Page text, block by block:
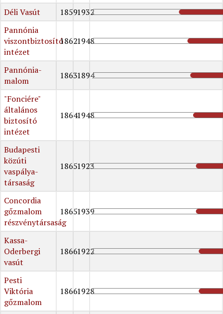
Déli Vasút 18591932
Pannónia
viszontbiztosító
intézet
18621948
Pannónia-
malom
18631894
"Fonciére"
általános
biztosító
intézet
18641948
Budapesti
közúti
vaspálya-
társaság
18651923
Concordia
gőzmalom
részvénytársaság
18651939
Kassa-
Oderbergi
vasút
18661922
Pesti
Viktória
gőzmalom
18661928